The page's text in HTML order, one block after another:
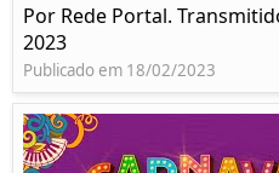
Por Rede Portal.
2023
Publicado em 18/02/2023